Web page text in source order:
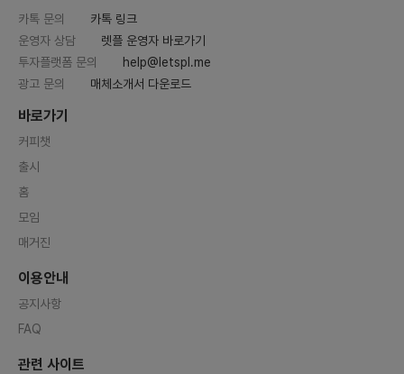
카톡 문의
카톡 링크
운영자 상담
렛플 운영자 바로가기
투자플랫폼 문의
help@letspl.me
광고 문의
매체소개서 다운로드
바로가기
커피챗
출시
홈
모임
매거진
이용안내
공지사항
FAQ
관련 사이트